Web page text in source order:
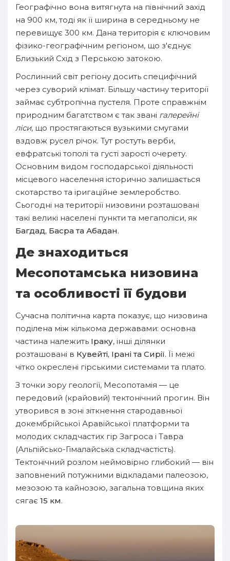
Географічно вона витягнута на північний захід
на 900 км, тоді як її ширина в середньому не
перевищує 300 км. Дана територія є ключовим
фізико-географічним регіоном, що з'єднує
Близький Схід з Перською затокою.
Рослинний світ регіону досить специфічний
через суворий клімат. Більшу частину території
займає субтропічна пустеля. Проте справжнім
природним багатством є так звані галерейні
ліси, що простягаються вузькими смугами
вздовж русел річок. Тут ростуть верби,
евфратські тополі та густі зарості очерету.
Основним видом господарської діяльності
місцевого населення історично залишається
скотарство та іригаційне землеробство.
Сьогодні на території низовини розташовані
такі великі населені пункти та мегаполіси, як
Багдад, Басра та Абадан.
Де знаходиться
Месопотамська низовина
та особливості її будови
Сучасна політична карта показує, що низовина
поділена між кількома державами: основна
частина належить Іраку, інші ділянки
розташовані в Кувейті, Ірані та Сирії. Її межі
чітко окреслені гірськими системами та плато.
З точки зору геології, Месопотамія — це
передовий (крайовий) тектонічний прогин. Він
утворився в зоні зіткнення стародавньої
докембрійської Аравійської платформи та
молодих складчастих гір Загроса і Тавра
(Альпійсько-Гімалайська складчастість).
Тектонічний розлом неймовірно глибокий — він
заповнений потужними відкладами палеозою,
мезозою та кайнозою, загальна товщина яких
сягає 15 км.